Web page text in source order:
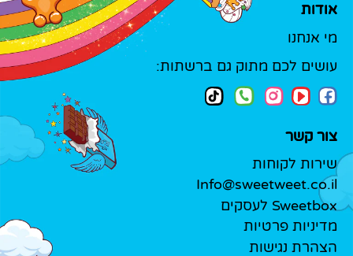
אודות
מי אנחנו
עושים לכם מתוק גם ברשתות:
צור קשר
שירות לקוחות
Info@sweetweet.co.il
Sweetbox לעסקים
מדיניות פרטיות
הצהרת נגישות